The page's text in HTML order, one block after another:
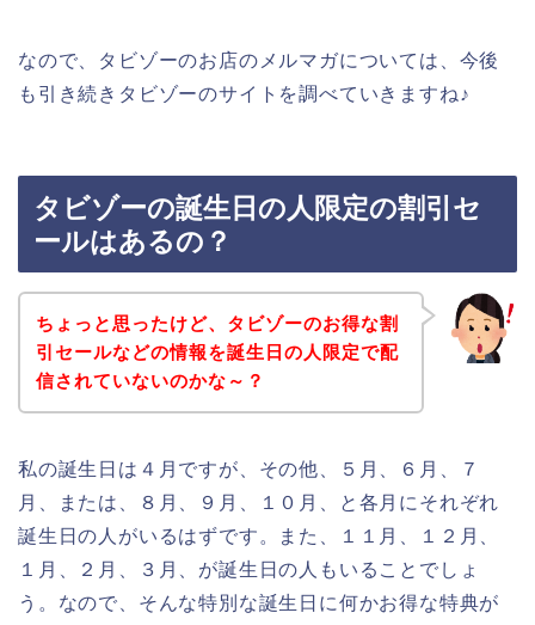
なので、タビゾーのお店のメルマガについては、今後
も引き続きタビゾーのサイトを調べていきますね♪
タビゾーの誕生日の人限定の割引セ
ールはあるの？
ちょっと思ったけど、タビゾーのお得な割
引セールなどの情報を誕生日の人限定で配
信されていないのかな～？
私の誕生日は４月ですが、その他、５月、６月、７
月、または、８月、９月、１０月、と各月にそれぞれ
誕生日の人がいるはずです。また、１１月、１２月、
１月、２月、３月、が誕生日の人もいることでしょ
う。なので、そんな特別な誕生日に何かお得な特典が